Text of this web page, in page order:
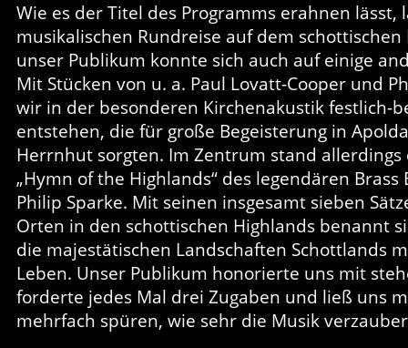
Wie es der Titel des Programms erahnen lässt,
musikalischen Rundreise auf dem schottischen
unser Publikum konnte sich auch auf einige
Mit Stücken von u. a. Paul Lovatt-Cooper und
wir in der besonderen Kirchenakustik festlich-
entstehen, die für große Begeisterung in
Herrnhut sorgten. Im Zentrum stand
„Hymn of the Highlands“ des legendären
Philip Sparke. Mit seinen insgesamt sieben
Orten in den schottischen Highlands benannt
die majestätischen Landschaften Schottlands
Leben. Unser Publikum honorierte uns mit
forderte jedes Mal drei Zugaben und ließ uns
mehrfach spüren, wie sehr die Musik